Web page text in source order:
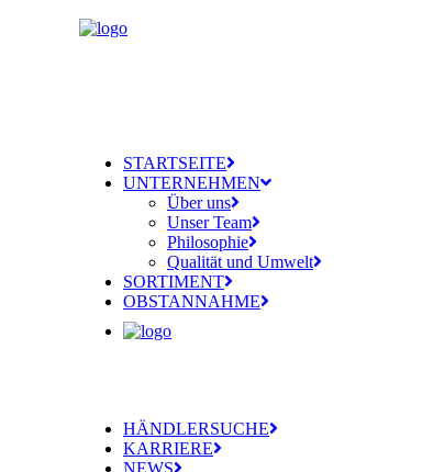
STARTSEITE
UNTERNEHMEN
Über uns
Unser Team
Philosophie
Qualität und Umwelt
SORTIMENT
OBSTANNAHME
HÄNDLERSUCHE
KARRIERE
NEWS